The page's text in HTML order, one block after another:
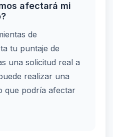
afectará mi
de
tu puntaje de
una solicitud real a
realizar una
que podría afectar